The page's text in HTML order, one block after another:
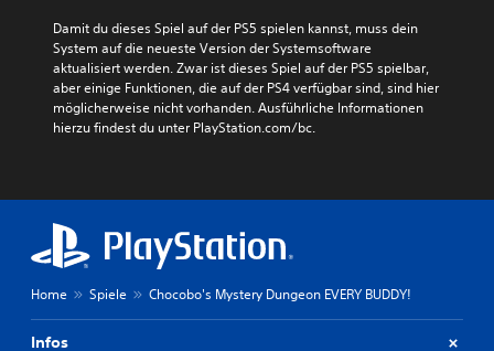
Damit du dieses Spiel auf der PS5 spielen kannst, muss dein
System auf die neueste Version der Systemsoftware
aktualisiert werden. Zwar ist dieses Spiel auf der PS5 spielbar,
aber einige Funktionen, die auf der PS4 verfügbar sind, sind hier
möglicherweise nicht vorhanden. Ausführliche Informationen
hierzu findest du unter PlayStation.com/bc.
Home Spiele Chocobo's Mystery Dungeon EVERY BUDDY!
Infos